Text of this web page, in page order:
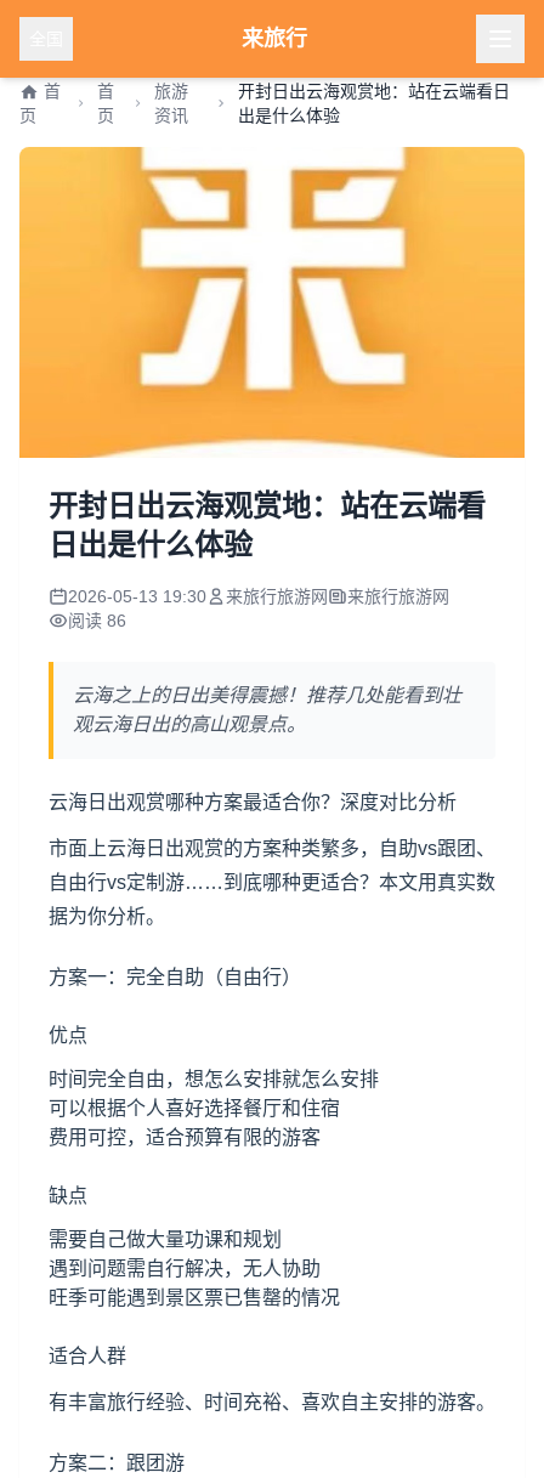
来旅行
首
页
首
页
旅游
资讯
开封日出云海观赏地：站在云端看日
出是什么体验
开封日出云海观赏地：站在云端看
日出是什么体验
2026-05-13 19:30 来旅行旅游网
来旅行旅游网
阅读 86
云海之上的日出美得震撼！推荐几处能看到壮
观云海日出的高山观景点。
云海日出观赏哪种方案最适合你？深度对比分析
市面上云海日出观赏的方案种类繁多，自助vs跟团、
自由行vs定制游……到底哪种更适合？本文用真实数
据为你分析。
方案一：完全自助（自由行）
优点
时间完全自由，想怎么安排就怎么安排
可以根据个人喜好选择餐厅和住宿
费用可控，适合预算有限的游客
缺点
需要自己做大量功课和规划
遇到问题需自行解决，无人协助
旺季可能遇到景区票已售罄的情况
适合人群
有丰富旅行经验、时间充裕、喜欢自主安排的游客。
方案二：跟团游